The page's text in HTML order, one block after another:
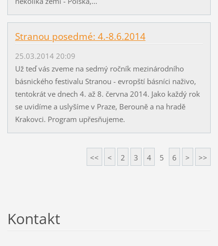
Stranou posedmé: 4.-8.6.2014
25.03.2014 20:09
Už teď vás zveme na sedmý ročník mezinárodního
básnického festivalu Stranou - evropští básníci naživo,
tentokrát ve dnech 4. až 8. června 2014. Jako každý rok
se uvidíme a uslyšíme v Praze, Berouně a na hradě
Krakovci. Program upřesňujeme.
<< < 2 3 4 5 6 > >>
Kontakt